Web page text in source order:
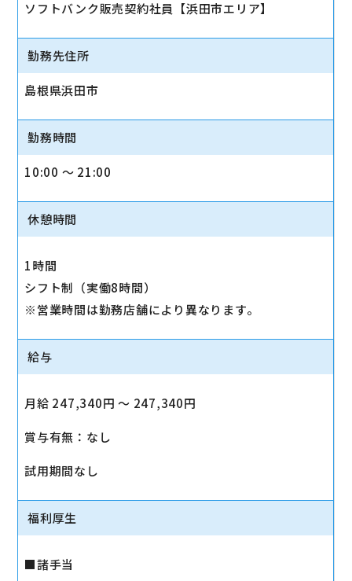
ソフトバンク販売契約社員【浜田市エリア】
勤務先住所
島根県浜田市
勤務時間
10:00 〜 21:00
休憩時間
1時間
シフト制（実働8時間）
※営業時間は勤務店舗により異なります。
給与
月給 247,340円 〜 247,340円
賞与有無：なし
試用期間なし
福利厚生
■諸手当